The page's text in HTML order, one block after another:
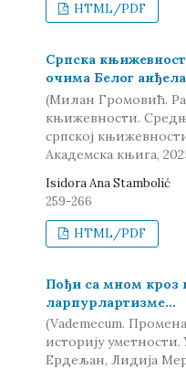
HTML/PDF
Српска
очима Белог анђела
(Милан Громовић.
књижевности.
српској
Академска књига,
Isidora Ana Stambolić
259-266
HTML/PDF
Пођи са мном кроз
ларпурлартизме...
(Vademecum.
историју уметности.
Ердељан, Лидија